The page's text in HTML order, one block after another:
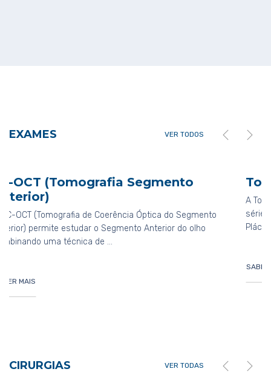
EXAMES VER TODOS
Segmento
do olho
Topografia Corneana
A Topografia Corneana baseia-se na projecção
série de anéis concêntricos sobre a Córnea
Plácido), sendo a …
CIRURGIAS VER TODAS